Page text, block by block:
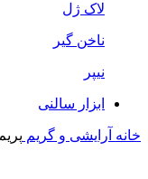
لاک ژل
ناخن گیر
نیپر
ابزار سالنی
خانه آرایشی و گریم